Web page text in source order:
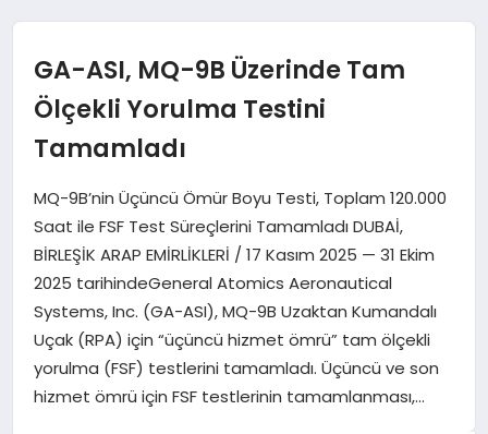
SAĞLIK
TEKNOLOJI
SPOR
YAŞAM
EĞITIM
GA-ASI, MQ-9B Üzerinde Tam
Ölçekli Yorulma Testini
Tamamladı
MQ-9B’nin Üçüncü Ömür Boyu Testi, Toplam 120.000
Saat ile FSF Test Süreçlerini Tamamladı DUBAİ,
BİRLEŞİK ARAP EMİRLİKLERİ / 17 Kasım 2025 — 31 Ekim
2025 tarihindeGeneral Atomics Aeronautical
Systems, Inc. (GA-ASI), MQ-9B Uzaktan Kumandalı
Uçak (RPA) için “üçüncü hizmet ömrü” tam ölçekli
yorulma (FSF) testlerini tamamladı. Üçüncü ve son
hizmet ömrü için FSF testlerinin tamamlanması,…